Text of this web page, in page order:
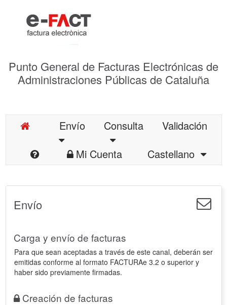
Punto General de Facturas Electrónicas de
Administraciones Públicas de Cataluña
Envío Consulta
Validación
Mi Cuenta
Castellano
Envío
Carga y envío de facturas
Para que sean aceptadas a través de este canal, deberán ser
emitidas conforme al formato FACTURAe 3.2 o superior y
haber sido previamente firmadas.
Creación de facturas